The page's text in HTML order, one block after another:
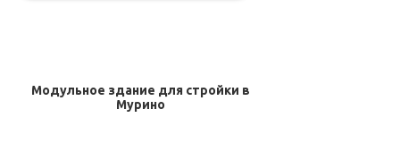
Модульное здание для стройки в
Мурино